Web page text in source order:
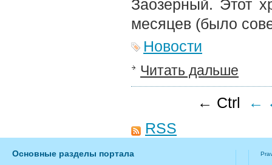
Заозерный. Этот
месяцев (было
Новости
Читать дальше
← Ctrl ←
RSS
Основные разделы портала